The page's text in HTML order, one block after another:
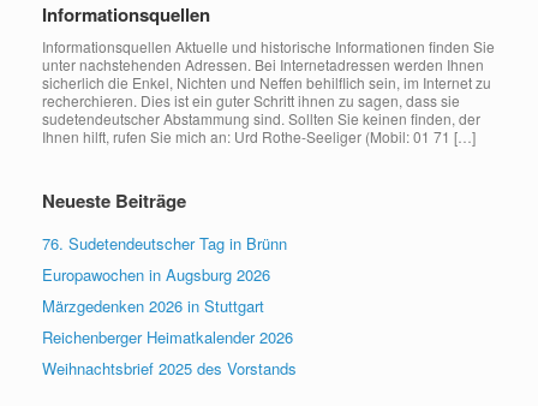
Informationsquellen
Informationsquellen Aktuelle und historische Informationen finden Sie
unter nachstehenden Adressen. Bei Internetadressen werden Ihnen
sicherlich die Enkel, Nichten und Neffen behilflich sein, im Internet zu
recherchieren. Dies ist ein guter Schritt ihnen zu sagen, dass sie
sudetendeutscher Abstammung sind. Sollten Sie keinen finden, der
Ihnen hilft, rufen Sie mich an: Urd Rothe-Seeliger (Mobil: 01 71 […]
Neueste Beiträge
76. Sudetendeutscher Tag in Brünn
Europawochen in Augsburg 2026
Märzgedenken 2026 in Stuttgart
Reichenberger Heimatkalender 2026
Weihnachtsbrief 2025 des Vorstands